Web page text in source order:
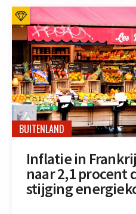
BUITENLAND
Inflatie in
naar 2,1 procent
stijging